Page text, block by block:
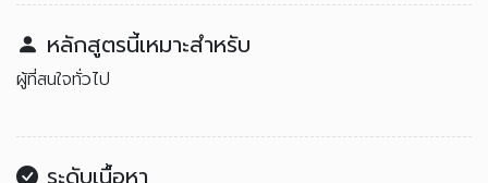
หลักสูตรนี้เหมาะสำหรับ
ผู้ที่สนใจทั่วไป
ระดับเนื้อหา